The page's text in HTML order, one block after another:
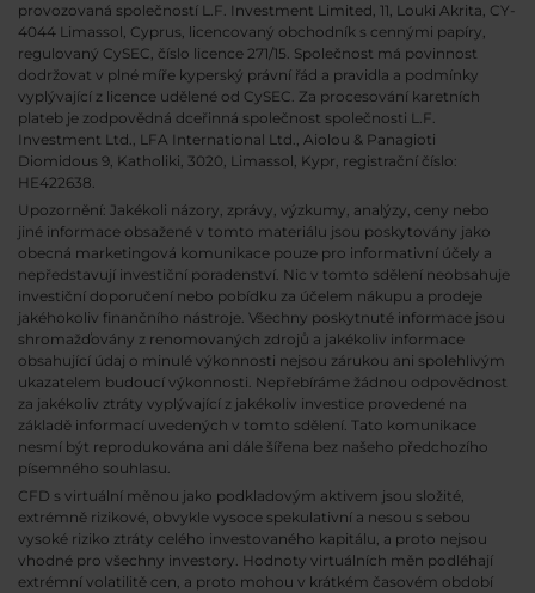
provozovaná společností L.F. Investment Limited, 11, Louki Akrita, CY-
4044 Limassol, Cyprus, licencovaný obchodník s cennými papíry,
regulovaný CySEC, číslo licence 271/15. Společnost má povinnost
dodržovat v plné míře kyperský právní řád a pravidla a podmínky
vyplývající z licence udělené od CySEC. Za procesování karetních
plateb je zodpovědná dceřinná společnost společnosti L.F.
Investment Ltd., LFA International Ltd., Aiolou & Panagioti
Diomidous 9, Katholiki, 3020, Limassol, Kypr, registrační číslo:
HE422638.
Upozornění: Jakékoli názory, zprávy, výzkumy, analýzy, ceny nebo
jiné informace obsažené v tomto materiálu jsou poskytovány jako
obecná marketingová komunikace pouze pro informativní účely a
nepředstavují investiční poradenství. Nic v tomto sdělení neobsahuje
investiční doporučení nebo pobídku za účelem nákupu a prodeje
jakéhokoliv finančního nástroje. Všechny poskytnuté informace jsou
shromažďovány z renomovaných zdrojů a jakékoliv informace
obsahující údaj o minulé výkonnosti nejsou zárukou ani spolehlivým
ukazatelem budoucí výkonnosti. Nepřebíráme žádnou odpovědnost
za jakékoliv ztráty vyplývající z jakékoliv investice provedené na
základě informací uvedených v tomto sdělení. Tato komunikace
nesmí být reprodukována ani dále šířena bez našeho předchozího
písemného souhlasu.
CFD s virtuální měnou jako podkladovým aktivem jsou složité,
extrémně rizikové, obvykle vysoce spekulativní a nesou s sebou
vysoké riziko ztráty celého investovaného kapitálu, a proto nejsou
vhodné pro všechny investory. Hodnoty virtuálních měn podléhají
extrémní volatilitě cen, a proto mohou v krátkém časovém období